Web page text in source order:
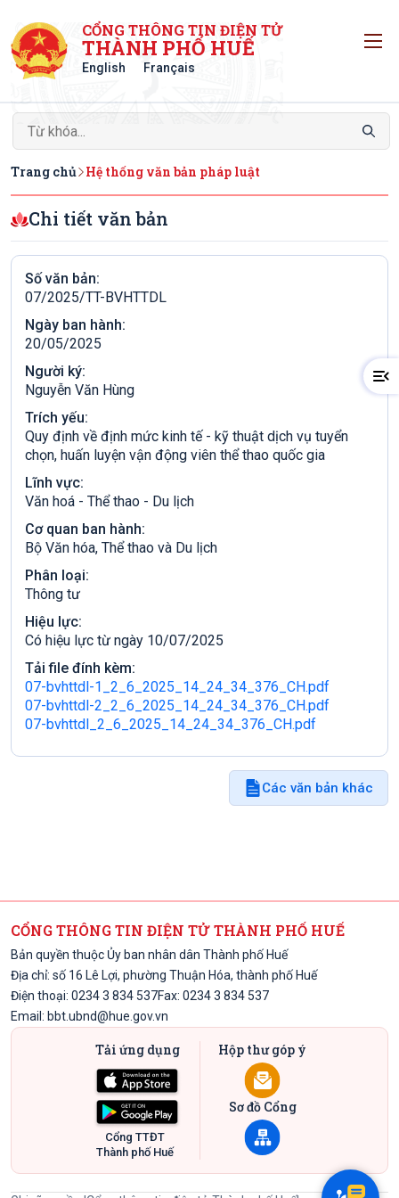
CỔNG THÔNG TIN ĐIỆN TỬ
THÀNH PHỐ HUẾ
English Français
Trang chủ Hệ thống văn bản pháp luật
Chi tiết văn bản
Số văn bản:
07/2025/TT-BVHTTDL
Ngày ban hành:
20/05/2025
Người ký:
Nguyễn Văn Hùng
Trích yếu:
Quy định về định mức kinh tế - kỹ thuật dịch vụ tuyển
chọn, huấn luyện vận động viên thể thao quốc gia
Lĩnh vực:
Văn hoá - Thể thao - Du lịch
Cơ quan ban hành:
Bộ Văn hóa, Thể thao và Du lịch
Phân loại:
Thông tư
Hiệu lực:
Có hiệu lực từ ngày 10/07/2025
Tải file đính kèm:
07-bvhttdl-1_2_6_2025_14_24_34_376_CH.pdf
07-bvhttdl-2_2_6_2025_14_24_34_376_CH.pdf
07-bvhttdl_2_6_2025_14_24_34_376_CH.pdf
Các văn bản khác
CỔNG THÔNG TIN ĐIỆN TỬ THÀNH PHỐ HUẾ
Bản quyền thuộc Ủy ban nhân dân Thành phố Huế
Địa chỉ: số 16 Lê Lợi, phường Thuận Hóa, thành phố Huế
Điện thoại: 0234 3 834 537Fax: 0234 3 834 537
Email: bbt.ubnd@hue.gov.vn
Tải ứng dụng
Cổng TTĐT
Thành phố Huế
Hộp thư góp ý
Sơ đồ Cổng